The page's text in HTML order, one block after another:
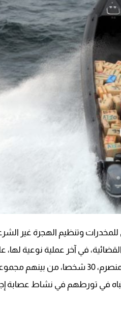
وتنظيم الهجرة غير
في آخر عملية نوعية لها،
العامة لدى محكمة الاستئناف بمدينة الناظور، على امتداد الأسبوع
في تورطهم في نشاط عصابة